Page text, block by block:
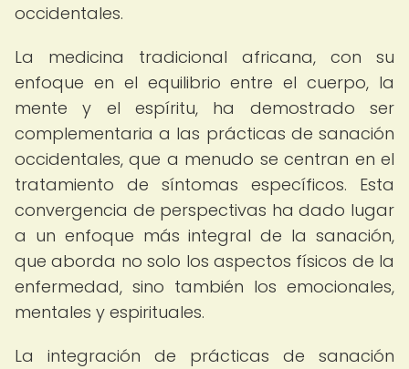
occidentales.
La medicina tradicional africana, con su
enfoque en el equilibrio entre el cuerpo, la
mente y el espíritu, ha demostrado ser
complementaria a las prácticas de sanación
occidentales, que a menudo se centran en el
tratamiento de síntomas específicos. Esta
convergencia de perspectivas ha dado lugar
a un enfoque más integral de la sanación,
que aborda no solo los aspectos físicos de la
enfermedad, sino también los emocionales,
mentales y espirituales.
La integración de prácticas de sanación